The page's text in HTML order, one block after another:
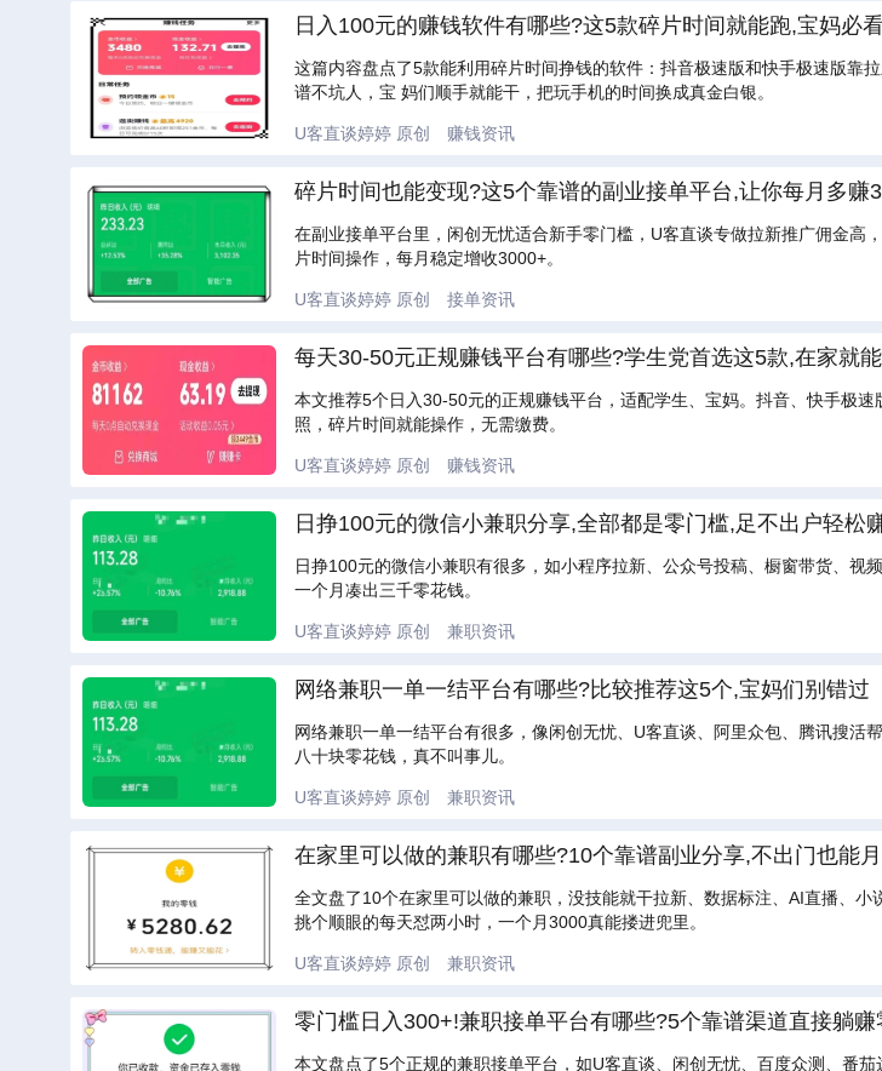
日入100元的赚钱软件有哪些?这5款碎片时间就能跑,宝妈必
这篇内容盘点了5款能利用碎片时间挣钱的软件：抖音极速版和快手极速版靠
谱不坑人，宝 妈们顺手就能干，把玩手机的时间换成真金白银。
U客直谈婷婷 原创 赚钱资讯
碎片时间也能变现?这5个靠谱的副业接单平台,让你每月多赚
在副业接单平台里，闲创无忧适合新手零门槛，U客直谈专做拉新推广佣金
片时间操作，每月稳定增收3000+。
U客直谈婷婷 原创 接单资讯
每天30-50元正规赚钱平台有哪些?学生党首选这5款,在家就
本文推荐5个日入30-50元的正规赚钱平台，适配学生、宝妈。抖音、快手极
照，碎片时间就能操作，无需缴费。
U客直谈婷婷 原创 赚钱资讯
日挣100元的微信小兼职分享,全部都是零门槛,足不出户轻松
日挣100元的微信小兼职有很多，如小程序拉新、公众号投稿、橱窗带货、视
一个月凑出三千零花钱。
U客直谈婷婷 原创 兼职资讯
网络兼职一单一结平台有哪些?比较推荐这5个,宝妈们别错过
网络兼职一单一结平台有很多，像闲创无忧、U客直谈、阿里众包、腾讯搜
八十块零花钱，真不叫事儿。
U客直谈婷婷 原创 兼职资讯
在家里可以做的兼职有哪些?10个靠谱副业分享,不出门也能
全文盘了10个在家里可以做的兼职，没技能就干拉新、数据标注、AI直播、
挑个顺眼的每天怼两小时，一个月3000真能搂进兜里。
U客直谈婷婷 原创 兼职资讯
零门槛日入300+!兼职接单平台有哪些?5个靠谱渠道直接躺赚
本文盘点了5个正规的兼职接单平台，如U客直谈、闲创无忧、百度众测、番